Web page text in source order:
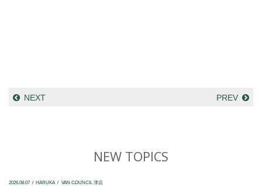
NEXT PREV
NEW TOPICS
2026.08.07 HARUKA VAN COUNCIL 津店